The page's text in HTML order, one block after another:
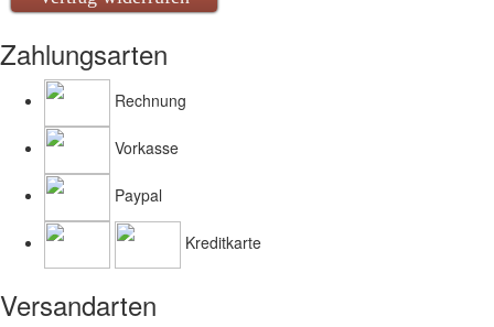
Zahlungsarten
Rechnung
Vorkasse
Paypal
Kreditkarte
Versandarten